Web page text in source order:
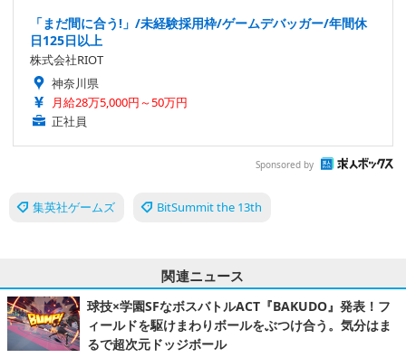
「まだ間に合う!」/未経験採用枠/ゲームデバッガー/年間休
日125日以上
株式会社RIOT
神奈川県
月給28万5,000円～50万円
正社員
Sponsored by
集英社ゲームズ BitSummit the 13th
関連ニュース
球技×学園SFなボスバトルACT『BAKUDO』発表！フ
ィールドを駆けまわりボールをぶつけ合う。気分はま
るで超次元ドッジボール